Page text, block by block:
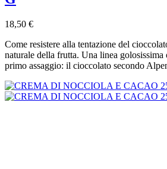
18,50 €
Come resistere alla tentazione del
naturale della frutta. Una linea golosissima
primo assaggio: il cioccolato secondo